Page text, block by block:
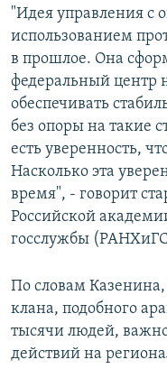
"Идея управления с
использованием
в прошлое. Она
федеральный центр
обеспечивать
без опоры на такие
есть уверенность,
Насколько эта
время", - говорит
Российской
госслужбы
По словам Казенина,
клана, подобного
тысячи людей,
действий на